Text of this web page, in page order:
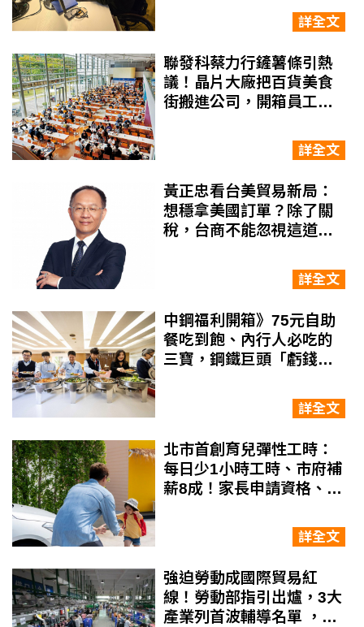
詳全文
聯發科蔡力行鏟薯條引熱
議！晶片大廠把百貨美食
街搬進公司，開箱員工餐
詳全文
黃正忠看台美貿易新局：
想穩拿美國訂單？除了關
稅，台商不能忽視這道新
詳全文
中鋼福利開箱》75元自助
餐吃到飽、內行人必吃的
三寶，鋼鐵巨頭「虧錢也
詳全文
北市首創育兒彈性工時：
每日少1小時工時、市府補
薪8成！家長申請資格、如
詳全文
強迫勞動成國際貿易紅
線！勞動部指引出爐，3大
產業列首波輔導名單 ，企